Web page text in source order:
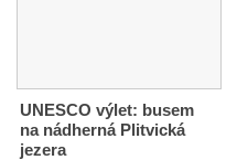
UNESCO výlet: busem
na nádherná Plitvická
jezera